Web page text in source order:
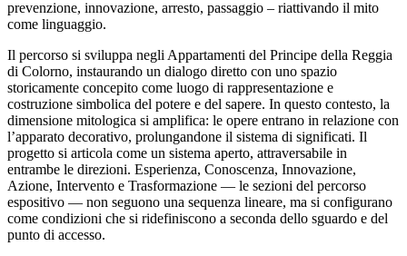
prevenzione, innovazione, arresto, passaggio – riattivando il mito
come linguaggio.
Il percorso si sviluppa negli Appartamenti del Principe della Reggia
di Colorno, instaurando un dialogo diretto con uno spazio
storicamente concepito come luogo di rappresentazione e
costruzione simbolica del potere e del sapere. In questo contesto, la
dimensione mitologica si amplifica: le opere entrano in relazione con
l’apparato decorativo, prolungandone il sistema di significati. Il
progetto si articola come un sistema aperto, attraversabile in
entrambe le direzioni. Esperienza, Conoscenza, Innovazione,
Azione, Intervento e Trasformazione — le sezioni del percorso
espositivo — non seguono una sequenza lineare, ma si configurano
come condizioni che si ridefiniscono a seconda dello sguardo e del
punto di accesso.